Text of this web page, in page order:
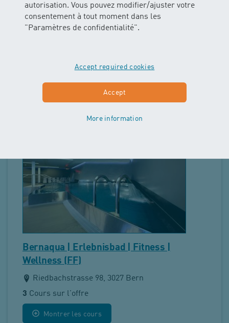
autorisation. Vous pouvez modifier/ajuster votre
consentement à tout moment dans les
"Paramètres de confidentialité".
Accept required cookies
Accept
More information
Altersresidenz Dalbehof Basel (FF)
Kapellenstrasse 17, 4052 Basel
Montrer les cours
Bernaqua | Erlebnisbad | Fitness |
Wellness (FF)
Riedbachstrasse 98, 3027 Bern
3 Cours sur l'offre
Montrer les cours